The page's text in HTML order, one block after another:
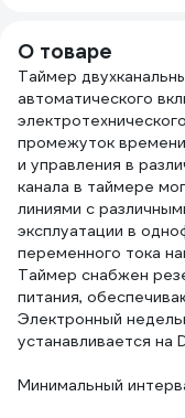
О товаре
Таймер
автоматического
промежуток
и управления в
канала в таймере
линиями с
эксплуатации в
переменного тока
Таймер снабжен
питания,
Электронный
устанавливается на
Минимальный